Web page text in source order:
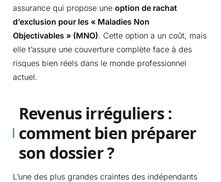
assurance qui propose uneoption de rachat
d’exclusion pour les « Maladies Non
Objectivables » (MNO). Cette option a un coût, mais
elle t’assure une couverture complète face à des
risques bien réels dans le monde professionnel
actuel.
Revenus irréguliers :
comment bien préparer
son dossier ?
L’une des plus grandes craintes des indépendants